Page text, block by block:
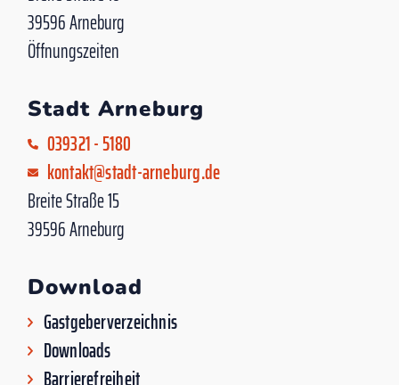
39596 Arneburg
Öffnungszeiten
Stadt Arneburg
039321 - 5180
kontakt@stadt-arneburg.de
Breite Straße 15
39596 Arneburg
Download
Gastgeberverzeichnis
Downloads